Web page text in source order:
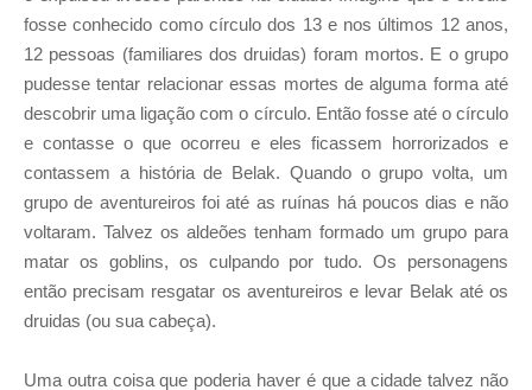
fosse conhecido como círculo dos 13 e nos últimos 12 anos,
12 pessoas (familiares dos druidas) foram mortos. E o grupo
pudesse tentar relacionar essas mortes de alguma forma até
descobrir uma ligação com o círculo. Então fosse até o círculo
e contasse o que ocorreu e eles ficassem horrorizados e
contassem a história de Belak. Quando o grupo volta, um
grupo de aventureiros foi até as ruínas há poucos dias e não
voltaram. Talvez os aldeões tenham formado um grupo para
matar os goblins, os culpando por tudo. Os personagens
então precisam resgatar os aventureiros e levar Belak até os
druidas (ou sua cabeça).
Uma outra coisa que poderia haver é que a cidade talvez não